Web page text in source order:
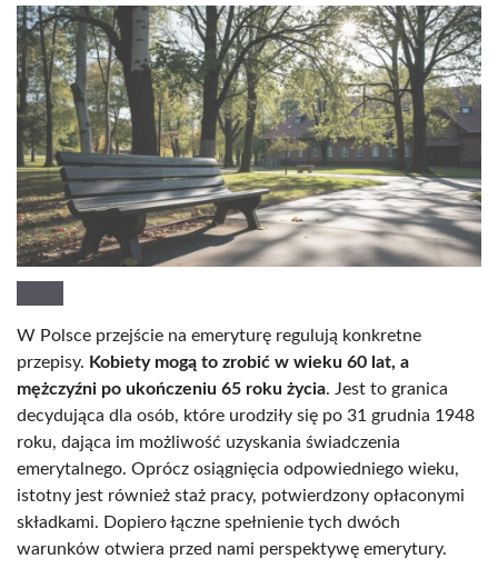
W Polsce przejście na emeryturę regulują konkretne
przepisy. Kobiety mogą to zrobić w wieku 60 lat, a
mężczyźni po ukończeniu 65 roku życia. Jest to granica
decydująca dla osób, które urodziły się po 31 grudnia 1948
roku, dająca im możliwość uzyskania świadczenia
emerytalnego. Oprócz osiągnięcia odpowiedniego wieku,
istotny jest również staż pracy, potwierdzony opłaconymi
składkami. Dopiero łączne spełnienie tych dwóch
warunków otwiera przed nami perspektywę emerytury.